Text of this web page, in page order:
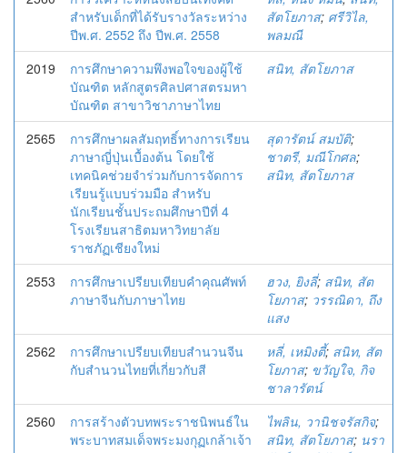
สำหรับเด็กที่ได้รับรางวัลระหว่าง
ปีพ.ศ. 2552 ถึง ปีพ.ศ. 2558
สัตโยภาส; ศรีวิไล,
พลมณี
2019
การศึกษาความพึงพอใจของผู้ใช้
บัณฑิต หลักสูตรศิลปศาสตรมหา
บัณฑิต สาขาวิชาภาษาไทย
สนิท, สัตโยภาส
2565
การศึกษาผลสัมฤทธิ์ทางการเรียน
ภาษาญี่ปุ่นเบื้องต้น โดยใช้
เทคนิคช่วยจำร่วมกับการจัดการ
เรียนรู้แบบร่วมมือ สำหรับ
นักเรียนชั้นประถมศึกษาปีที่ 4
โรงเรียนสาธิตมหาวิทยาลัย
ราชภัฏเชียงใหม่
สุดารัตน์ สมบัติ;
ชาตรี, มณีโกศล;
สนิท, สัตโยภาส
2553
การศึกษาเปรียบเทียบคำคุณศัพท์
ภาษาจีนกับภาษาไทย
ฮวง, ยิงลี่; สนิท, สัต
โยภาส; วรรณิดา, ถึง
แสง
2562
การศึกษาเปรียบเทียบสำนวนจีน
กับสำนวนไทยที่เกี่ยวกับสี
หลี่, เหมิงตี้; สนิท, สัต
โยภาส; ขวัญใจ, กิจ
ชาลารัตน์
2560
การสร้างตัวบทพระราชนิพนธ์ใน
พระบาทสมเด็จพระมงกุฏเกล้าเจ้า
ไพลิน, วานิชจรัสกิจ;
สนิท, สัตโยภาส; นรา